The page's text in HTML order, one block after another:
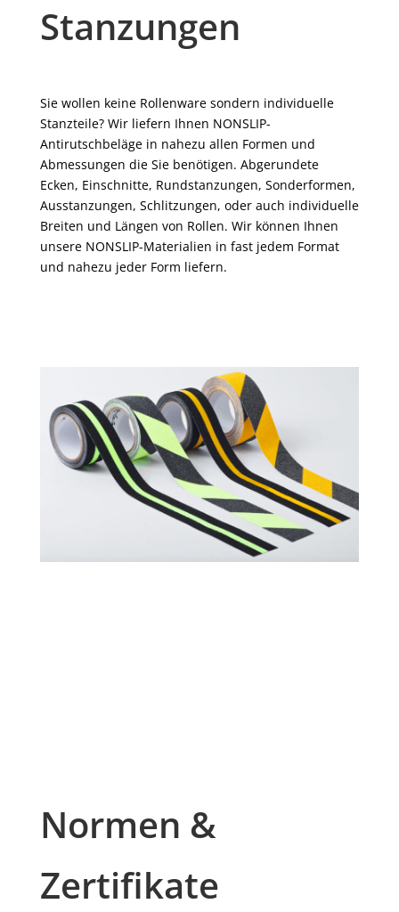
Stanzungen
Sie wollen keine Rollenware sondern individuelle
Stanzteile? Wir liefern Ihnen NONSLIP-
Antirutschbeläge in nahezu allen Formen und
Abmessungen die Sie benötigen. Abgerundete
Ecken, Einschnitte, Rundstanzungen, Sonderformen,
Ausstanzungen, Schlitzungen, oder auch individuelle
Breiten und Längen von Rollen. Wir können Ihnen
unsere NONSLIP-Materialien in fast jedem Format
und nahezu jeder Form liefern.
Normen &
Zertifikate